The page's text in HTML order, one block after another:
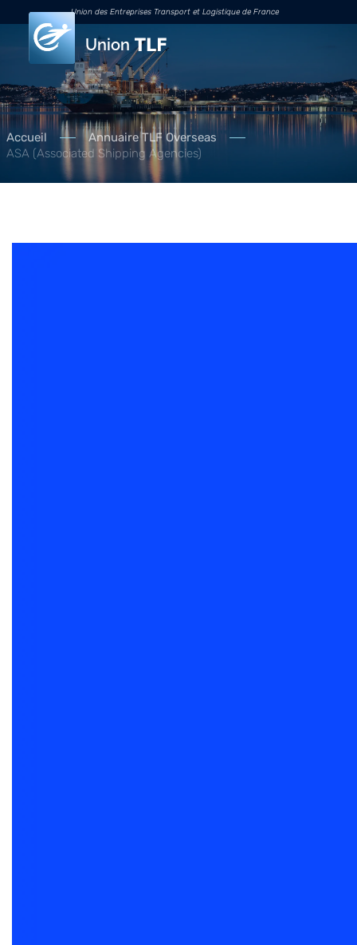
Union des Entreprises Transport et Logistique de France
Union
Accueil
Annuaire TLF Overseas
ASA (Associated Shipping Agencies)